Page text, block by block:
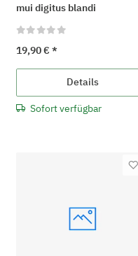
mui digitus blandi
19,90 € *
Details
Sofort verfügbar